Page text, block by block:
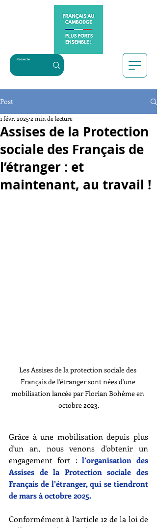
Post
Assises de la Protection
sociale des Français de
l’étranger : et
maintenant, au travail !
1 févr. 2025 2 min de lecture
Les Assises de la protection sociale des
Français de l'étranger sont nées d'une
mobilisation lancée par Florian Bohême en
octobre 2023.
Grâce à une mobilisation depuis plus
d'un an, nous venons d'obtenir un
engagement fort : l’organisation des
Assises de la Protection sociale des
Français de l’étranger, qui se tiendront
de mars à octobre 2025.
Conformément à l’article 12 de la loi de